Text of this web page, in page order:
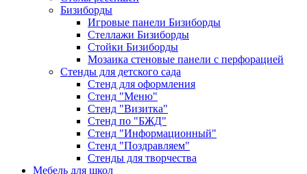
Бизиборды
Игровые панели Бизиборды
Стеллажи Бизиборды
Стойки Бизиборды
Мозаика стеновые панели с перфорацией
Стенды для детского сада
Стенд для оформления
Стенд "Меню"
Стенд "Визитка"
Стенд по "БЖД"
Стенд "Информационный"
Стенд "Поздравляем"
Стенды для творчества
Мебель для школ